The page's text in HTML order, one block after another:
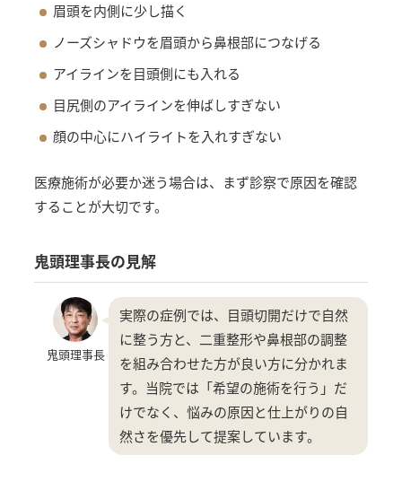
眉頭を内側に少し描く
ノーズシャドウを眉頭から鼻根部につなげる
アイラインを目頭側にも入れる
目尻側のアイラインを伸ばしすぎない
顔の中心にハイライトを入れすぎない
医療施術が必要か迷う場合は、まず診察で原因を確認
することが大切です。
鬼頭理事長の見解
鬼頭理事長
実際の症例では、目頭切開だけで自然
に整う方と、二重整形や鼻根部の調整
を組み合わせた方が良い方に分かれま
す。当院では「希望の施術を行う」だ
けでなく、悩みの原因と仕上がりの自
然さを優先して提案しています。